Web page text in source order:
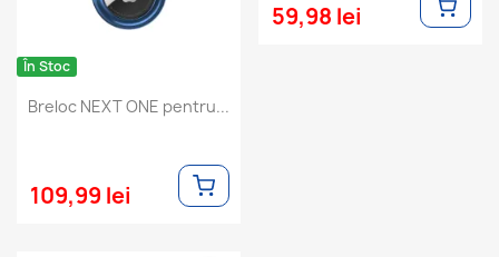
În Stoc
Breloc NEXT ONE pentru...
109,99 lei
59,98 lei